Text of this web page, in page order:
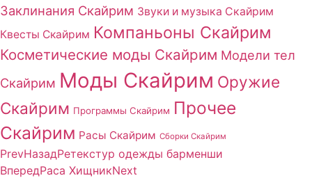
Заклинания Скайрим Звуки и музыка Скайрим
Квесты Скайрим Компаньоны Скайрим
Косметические моды Скайрим Модели тел
Скайрим Моды Скайрим Оружие
Скайрим Программы Скайрим Прочее
Скайрим Расы Скайрим Сборки Скайрим
PrevНазадРетекстур одежды барменши
ВпередРаса ХищникNext